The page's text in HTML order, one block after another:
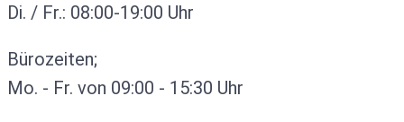
Di. / Fr.: 08:00-19:00 Uhr
Bürozeiten;
Mo. - Fr. von 09:00 - 15:30 Uhr